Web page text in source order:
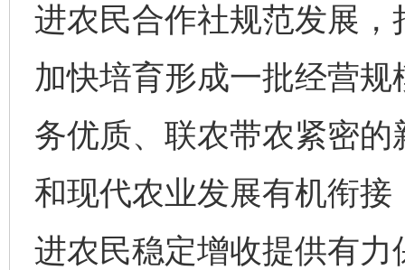
进农民合作社规范发展
加快培育形成一批经营
务优质、联农带农紧密
和现代农业发展有机衔
进农民稳定增收提供有力